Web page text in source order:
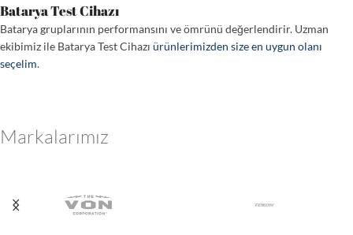
Batarya Test Cihazı
Batarya gruplarının performansını ve ömrünü değerlendirir. Uzman
ekibimiz ile Batarya Test Cihazı ürünlerimizden size en uygun olanı
seçelim.
Markalarımız